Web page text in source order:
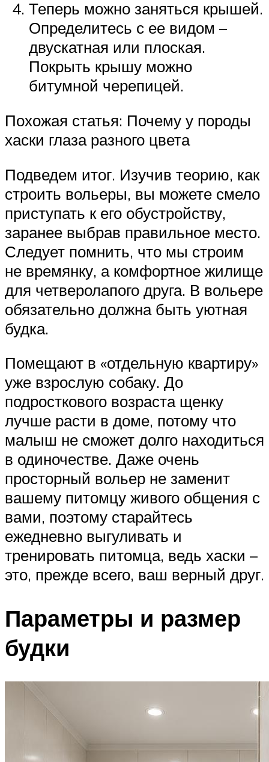
Теперь можно заняться крышей.
Определитесь с ее видом –
двускатная или плоская.
Покрыть крышу можно
битумной черепицей.
Похожая статья: Почему у породы
хаски глаза разного цвета
Подведем итог. Изучив теорию, как
строить вольеры, вы можете смело
приступать к его обустройству,
заранее выбрав правильное место.
Следует помнить, что мы строим
не времянку, а комфортное жилище
для четверолапого друга. В вольере
обязательно должна быть уютная
будка.
Помещают в «отдельную квартиру»
уже взрослую собаку. До
подросткового возраста щенку
лучше расти в доме, потому что
малыш не сможет долго находиться
в одиночестве. Даже очень
просторный вольер не заменит
вашему питомцу живого общения с
вами, поэтому старайтесь
ежедневно выгуливать и
тренировать питомца, ведь хаски –
это, прежде всего, ваш верный друг.
Параметры и размер
будки